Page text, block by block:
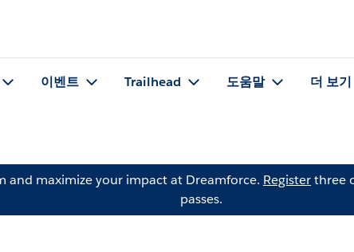
이벤트 Trailhead 도움말 더 보기
and maximize your impact at Dreamforce. Registerthree
passes.